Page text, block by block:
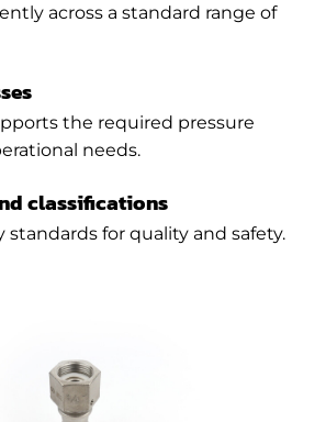
across a standard range of
the required pressure
needs.
classifications
standards for quality and safety.